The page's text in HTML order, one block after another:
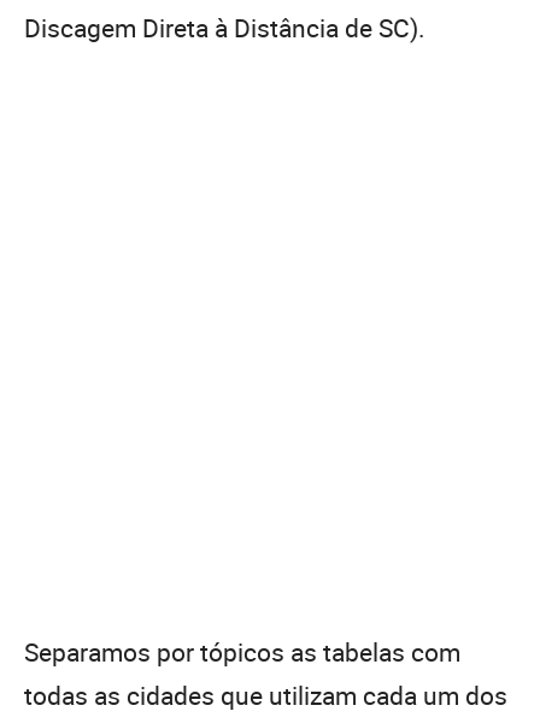
Discagem Direta à Distância de SC).
Separamos por tópicos as tabelas com
todas as cidades que utilizam cada um dos